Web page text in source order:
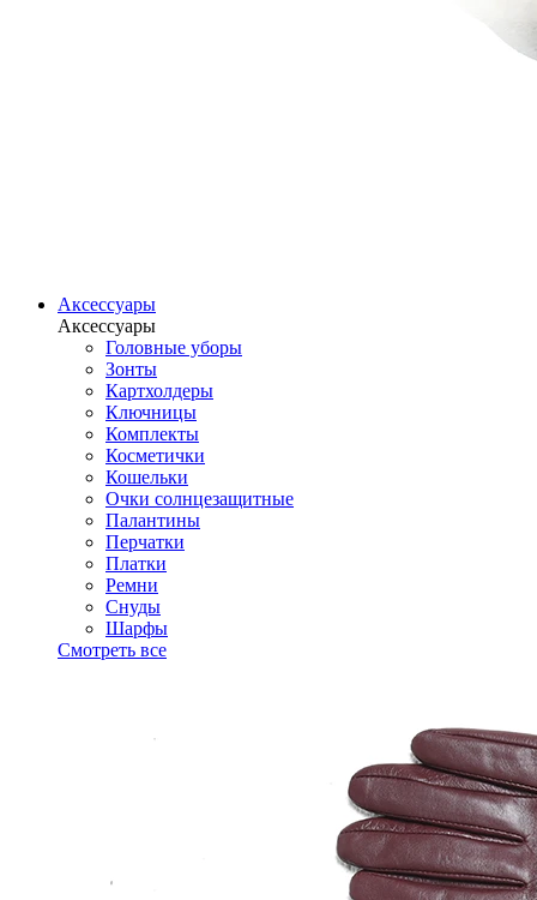
Аксессуары
Аксессуары
Головные уборы
Зонты
Картхолдеры
Ключницы
Комплекты
Косметички
Кошельки
Очки солнцезащитные
Палантины
Перчатки
Платки
Ремни
Снуды
Шарфы
Смотреть все